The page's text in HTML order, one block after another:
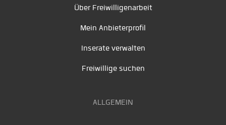
Über Freiwilligenarbeit
Mein Anbieterprofil
Inserate verwalten
Freiwillige suchen
ALLGEMEIN